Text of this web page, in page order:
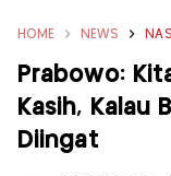
HOME NEWS
Prabowo:
Kasih, Kalau
Diingat